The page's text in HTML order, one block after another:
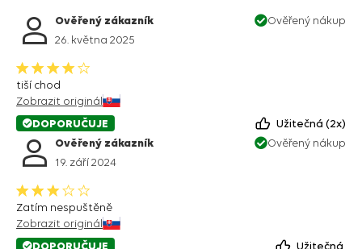
Ověřený zákazník
26. května 2025
Ověřený nákup
tiší chod
Zobrazit originál
DOPORUČUJE
Užitečná
2
Ověřený zákazník
19. září 2024
Ověřený nákup
Zatím nespuštěně
Zobrazit originál
DOPORUČUJE
Užitečná